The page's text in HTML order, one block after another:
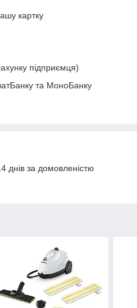
картку
підприємця)
та МоноБанку
днів за домовленістю